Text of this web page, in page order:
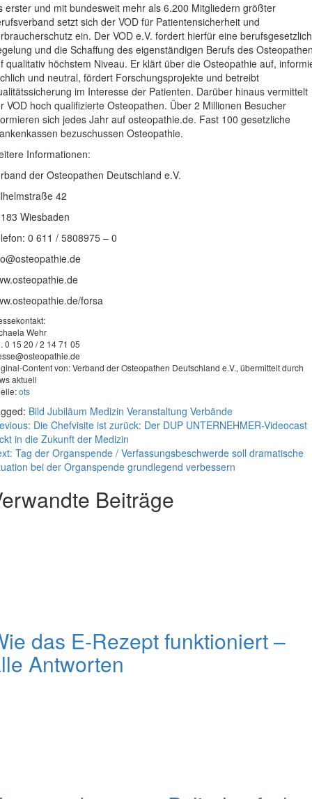
erster und mit bundesweit mehr als 6.200 Mitgliedern größter
setzt sich der VOD für Patientensicherheit und
ein. Der VOD e.V. fordert hierfür eine
und die Schaffung des eigenständigen Berufs des
qualitativ höchstem Niveau. Er klärt über die Osteopathie auf,
und neutral, fördert Forschungsprojekte und betreibt
im Interesse der Patienten. Darüber hinaus vermittelt
VOD hoch qualifizierte Osteopathen. Über 2 Millionen Besucher
sich jedes Jahr auf osteopathie.de. Fast 100 gesetzliche
bezuschussen Osteopathie.
Informationen:
der Osteopathen Deutschland e.V.
42
Wiesbaden
0 611 / 5808975 – 0
forsa
Wehr
0 15 20 / 2 14 71 05
Content von: Verband der Osteopathen Deutschland e.V., übermittelt durch
aktuell
ots
Bild Jubiläum Medizin Veranstaltung Verbände
Die Chefvisite ist zurück: Der DUP UNTERNEHMER-Videocast
in die Zukunft der Medizin
Tag der Organspende / Verfassungsbeschwerde soll dramatische
bei der Organspende grundlegend verbessern
Beiträge
das E-Rezept funktioniert –
Antworten